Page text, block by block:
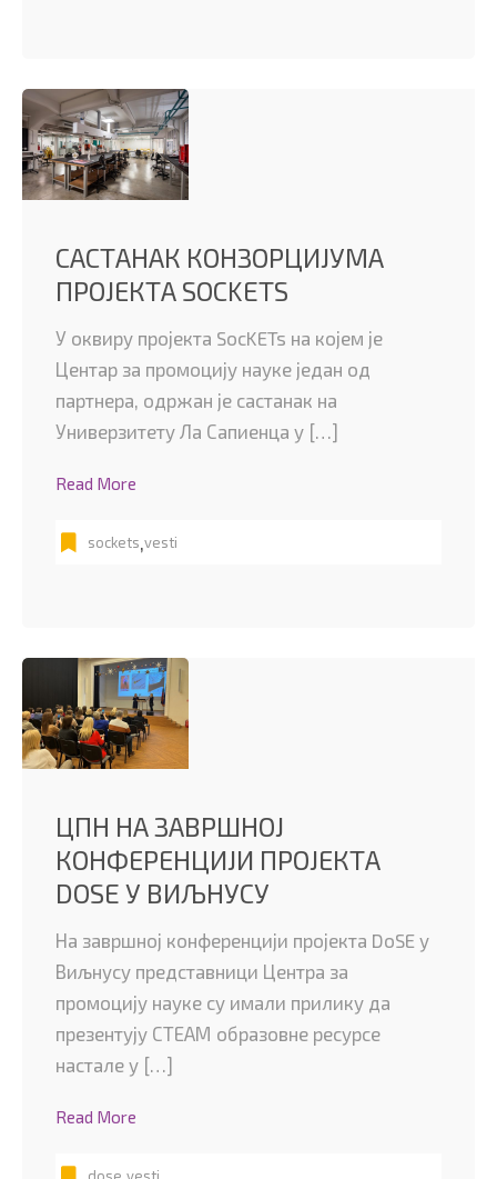
САСТАНАК КОНЗОРЦИЈУМА
ПРОЈЕКТА SOCKETS
У оквиру пројекта SocKETs на којем је
Центар за промоцију науке један од
партнера, одржан је састанак на
Универзитету Ла Сапиенца у […]
Read More
sockets,vesti
ЦПН НА ЗАВРШНОЈ
КОНФЕРЕНЦИЈИ ПРОЈЕКТА
DOSE У ВИЉНУСУ
На завршној конференцији пројекта DoSE у
Виљнусу представници Центра за
промоцију науке су имали прилику да
презентују СТЕАМ образовне ресурсе
настале у […]
Read More